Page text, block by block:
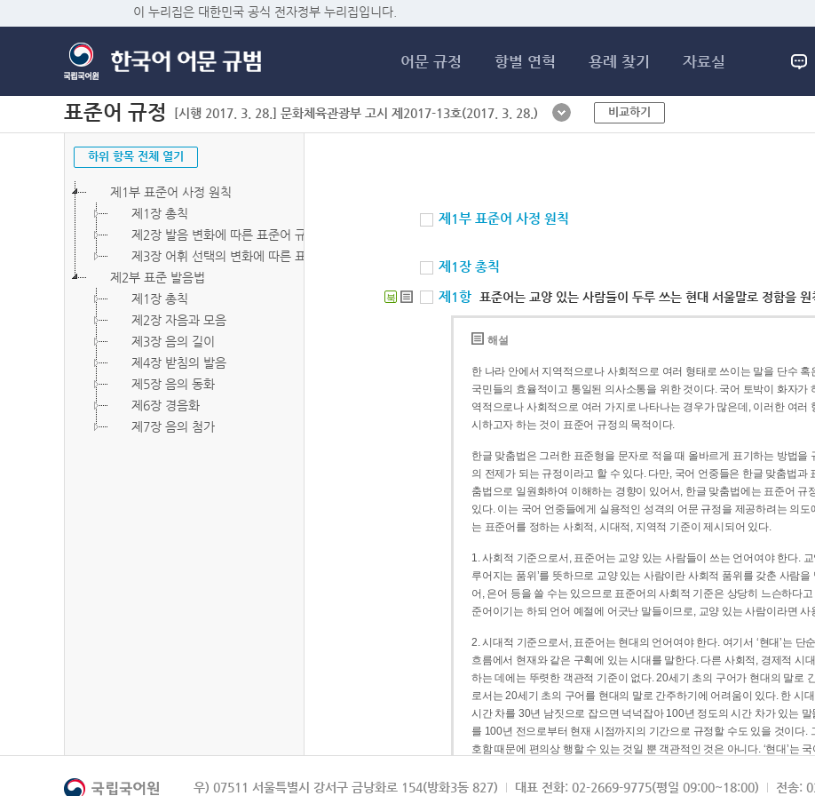
이 누리집은 대한민국 공식 전자정부 누리집입니다.
어문 규정 항별 연혁 용례 찾기 자료실
표준어 규정 [시행 2017. 3. 28.] 문화체육관광부 고시 제2017-13호(2017. 3. 28.) 비교하기
하위 항목 전체 열기
제1부 표준어 사정 원칙
제1장 총칙
제2장 발음 변화에 따른 표준어 규정
제3장 어휘 선택의 변화에 따른 표준어 규정
제2부 표준 발음법
제1장 총칙
제2장 자음과 모음
제3장 음의 길이
제4장 받침의 발음
제5장 음의 동화
제6장 경음화
제7장 음의 첨가
제1부 표준어 사정 원칙
제1장 총칙
북 제1항 표준어는 교양 있는 사람들이 두루 쓰는 현대 서울말로 정함을 원
해설
한 나라 안에서 지역적으로나 사회적으로 여러 형태로 쓰이는 말을 단수
국민들의 효율적이고 통일된 의사소통을 위한 것이다. 국어 토박이 화자가
역적으로나 사회적으로 여러 가지로 나타나는 경우가 많은데, 이러한 여러
시하고자 하는 것이 표준어 규정의 목적이다.
한글 맞춤법은 그러한 표준형을 문자로 적을 때 올바르게 표기하는 방법을
의 전제가 되는 규정이라고 할 수 있다. 다만, 국어 언중들은 한글 맞춤법과
춤법으로 일원화하여 이해하는 경향이 있어서, 한글 맞춤법에는 표준어 규
있다. 이는 국어 언중들에게 실용적인 성격의 어문 규정을 제공하려는 의
는 표준어를 정하는 사회적, 시대적, 지역적 기준이 제시되어 있다.
1. 사회적 기준으로서, 표준어는 교양 있는 사람들이 쓰는 언어여야 한다.
루어지는 품위’를 뜻하므로 교양 있는 사람이란 사회적 품위를 갖춘 사람
어, 은어 등을 쓸 수는 있으므로 표준어의 사회적 기준은 상당히 느슨하다
준어이기는 하되 언어 예절에 어긋난 말들이므로, 교양 있는 사람이라면
2. 시대적 기준으로서, 표준어는 현대의 언어여야 한다. 여기서 ‘현대’는 단
흐름에서 현재와 같은 구획에 있는 시대를 말한다. 다른 사회적, 경제적 시
하는 데에는 뚜렷한 객관적 기준이 없다. 20세기 초의 구어가 현대의 말로
로서는 20세기 초의 구어를 현대의 말로 간주하기에 어려움이 있다. 한 시
시간 차를 30년 남짓으로 잡으면 넉넉잡아 100년 정도의 시간 차가 있는
를 100년 전으로부터 현재 시점까지의 기간으로 규정할 수도 있을 것이다.
호함 때문에 편의상 행할 수 있는 것일 뿐 객관적인 것은 아니다. ‘현대’는
3. 지역적 기준으로서, 표준어는 서울말이어야 한다. 이는 표준어의 공용
우) 07511 서울특별시 강서구 금낭화로 154(방화3동 827) 대표 전화: 02-2669-9775(평일 09:00~18:00) 전송: